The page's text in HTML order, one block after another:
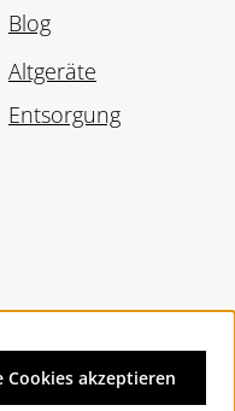
Blog
Altgeräte
Entsorgung
Cookies akzeptieren